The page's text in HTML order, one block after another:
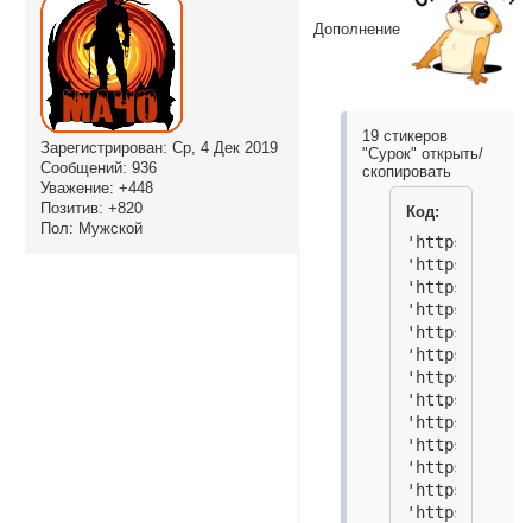
Зарегистрирован: Ср, 4 Дек 2019
Сообщений: 936
Уважение: +448
Позитив: +820
Пол: Мужской
Дополнение
19 стикеров
"Сурок" открыть/
скопировать
Код:
'https://
'https://
'https://
'https://
'https://
'https://
'https://
'https://
'https://
'https://
'https://
'https://
'https://